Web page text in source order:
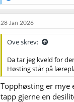
e
a
j
o
e
r
28 Jan 2026
Ove skrev:
Da tar jeg kveld for
Høsting står på
Topphøsting er mye
tapp gjerne en